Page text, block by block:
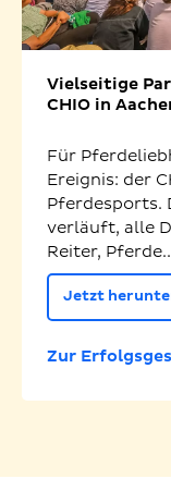
Vielseitige
CHIO in
Für
Ereignis: der
Pferdesports.
verläuft, alle
Reiter,
Jetzt
Zur